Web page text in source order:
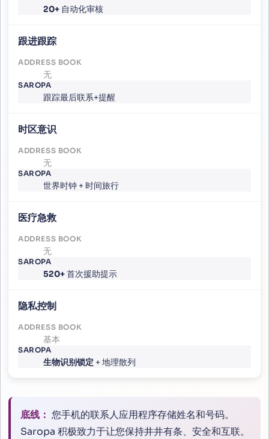
20+ 自动化审核
跟进跟踪
无
跟踪最后联系+提醒
时区意识
无
世界时钟 + 时间旅行
医疗急救
无
520+首次援助提示
隐私控制
基本
生物识别锁定 + 地理散列
底线： 您手机的联系人应用程序存储姓名和号码。
Saropa 积极致力于让您保持井井有条、安全和互联。